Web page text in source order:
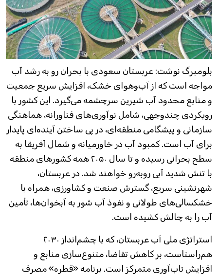
بلومبرگ نوشت: عربستان سعودی با بحران رو به رشد آب
مواجه است که از آب‌وهوای خشک، افزایش سریع جمعیت
و منابع محدود آب شیرین سرچشمه می‌گیرد. این کشور با
رویکردی چندوجهی، شامل نوآوری‌های فناورانه، هماهنگی
سازمانی و پیشگامی منطقه‌ای، در پی ساختن آینده‌ای پایدار
برای آب است. کمبود آب در خاورمیانه و شمال آفریقا به
سطح بحرانی رسیده و تا سال ۲۰۵۰ همه کشورهای منطقه
با تنش شدید آبی روبه‌رو خواهند شد. در عربستان،
شهرنشینی سریع، گسترش صنعت و کشاورزی، همراه با
خشکسالی‌های طولانی و نفوذ آب شور به آبخوان‌ها، تأمین
آب را به چالش کشیده است.
استراتژی ملی آب عربستان، که با چشم‌انداز ۲۰۳۰
هم‌راستاست، بر کاهش تقاضا، متنوع‌سازی منابع و
افزایش تاب‌آوری متمرکز است. برنامه «قطره» مصرف